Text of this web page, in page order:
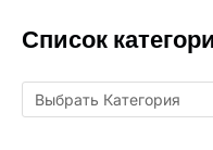
Список